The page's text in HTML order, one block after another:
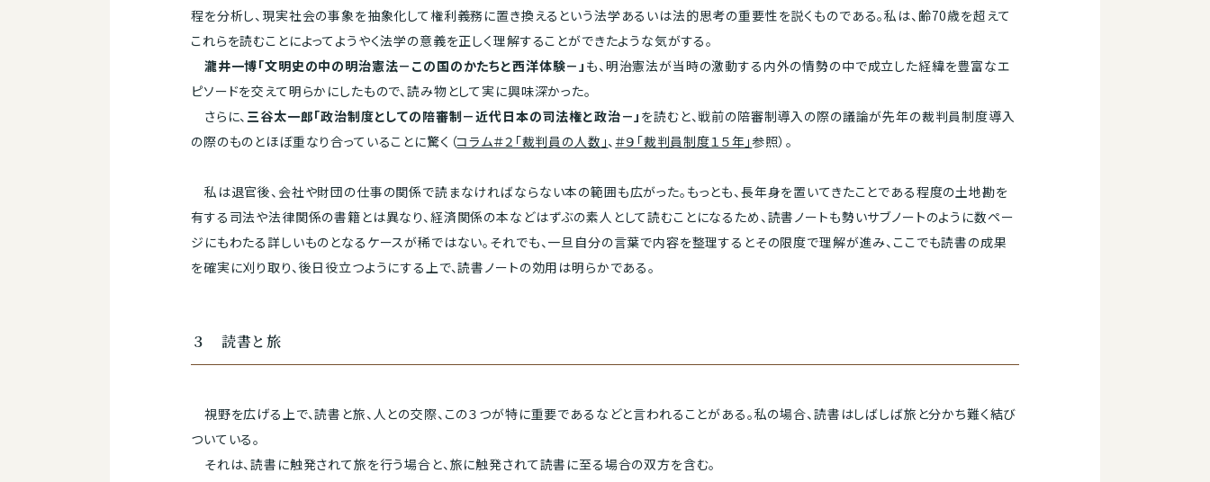
程を分析し、現実社会の事象を抽象化して権利義務に置き換えるという法学あるいは法的思考の重要性を説くものである。私は、齢70歳を超えて
これらを読むことによってようやく法学の意義を正しく理解することができたような気がする。
瀧井一博「文明史の中の明治憲法－この国のかたちと西洋体験－」 も、明治憲法が当時の激動する内外の情勢の中で成立した経緯を豊富なエ
ピソードを交えて明らかにしたもので、読み物として実に興味深かった。
さらに、三谷太一郎「政治制度としての陪審制－近代日本の司法権と政治－」 を読むと、戦前の陪審制導入の際の議論が先年の裁判員制度導入
の際のものとほぼ重なり合っていることに驚く（コラム＃２「裁判員の人数」、 ＃９「裁判員制度１５年」参照）。
私は退官後、会社や財団の仕事の関係で読まなければならない本の範囲も広がった。もっとも、長年身を置いてきたことである程度の土地勘を
有する司法や法律関係の書籍とは異なり、経済関係の本などはずぶの素人として読むことになるため、読書ノートも勢いサブノートのように数ペー
ジにもわたる詳しいものとなるケースが稀ではない。それでも、一旦自分の言葉で内容を整理するとその限度で理解が進み、ここでも読書の成果
を確実に刈り取り、後日役立つようにする上で、読書ノートの効用は明らかである。
３ 読書と旅
視野を広げる上で、読書と旅、人との交際、この３つが特に重要であるなどと言われることがある。私の場合、読書はしばしば旅と分かち難く結び
ついている。
それは、読書に触発されて旅を行う場合と、旅に触発されて読書に至る場合の双方を含む。